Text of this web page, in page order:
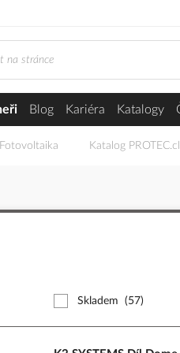
Blog Kariéra Katalogy
Fotovoltaika Katalog
Skladem (57)